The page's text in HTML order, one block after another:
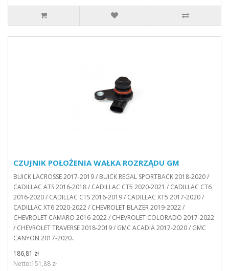
CZUJNIK POŁOŻENIA WAŁKA ROZRZĄDU GM
BUICK LACROSSE 2017-2019 / BUICK REGAL SPORTBACK 2018-2020 /
CADILLAC ATS 2016-2018 / CADILLAC CT5 2020-2021 / CADILLAC CT6
2016-2020 / CADILLAC CTS 2016-2019 / CADILLAC XT5 2017-2020 /
CADILLAC XT6 2020-2022 / CHEVROLET BLAZER 2019-2022 /
CHEVROLET CAMARO 2016-2022 / CHEVROLET COLORADO 2017-2022
/ CHEVROLET TRAVERSE 2018-2019 / GMC ACADIA 2017-2020 / GMC
CANYON 2017-2020..
186,81 zł
Netto:151,88 zł